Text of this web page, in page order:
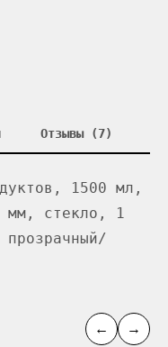
Отзывы (7)
1500 мл,
мм, стекло, 1
← →